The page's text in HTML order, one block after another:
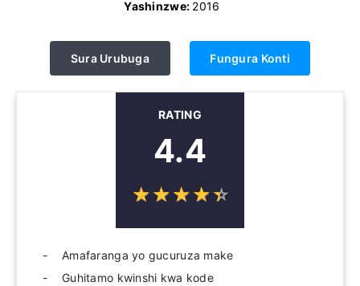
Yashinzwe: 2016
Sura Urubuga Fungura Konti
RATING
4.4
☆☆☆☆☆
★★★★★
Amafaranga yo gucuruza make
Guhitamo kwinshi kwa kode